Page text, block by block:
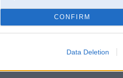
CONFIRM
Data Deletion